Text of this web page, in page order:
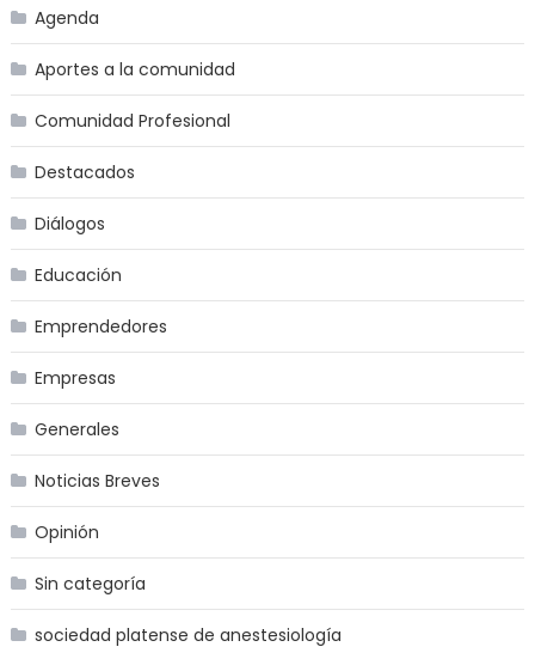
Agenda
Aportes a la comunidad
Comunidad Profesional
Destacados
Diálogos
Educación
Emprendedores
Empresas
Generales
Noticias Breves
Opinión
Sin categoría
sociedad platense de anestesiología